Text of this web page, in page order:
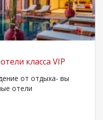
класса VIP
от отдыха- вы
отели